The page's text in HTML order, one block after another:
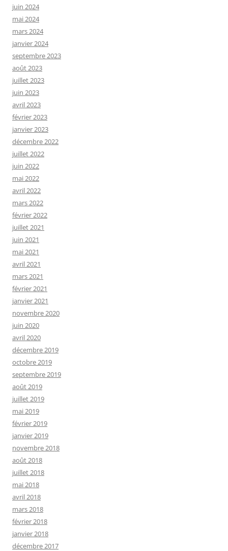
juin 2024
mai 2024
mars 2024
janvier 2024
septembre 2023
août 2023
juillet 2023
juin 2023
avril 2023
février 2023
janvier 2023
décembre 2022
juillet 2022
juin 2022
mai 2022
avril 2022
mars 2022
février 2022
juillet 2021
juin 2021
mai 2021
avril 2021
mars 2021
février 2021
janvier 2021
novembre 2020
juin 2020
avril 2020
décembre 2019
octobre 2019
septembre 2019
août 2019
juillet 2019
mai 2019
février 2019
janvier 2019
novembre 2018
août 2018
juillet 2018
mai 2018
avril 2018
mars 2018
février 2018
janvier 2018
décembre 2017